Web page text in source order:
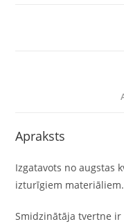
Apraksts
Izgatavots no augstas
izturīgiem materiāliem.
Smidzinātāja tvertne